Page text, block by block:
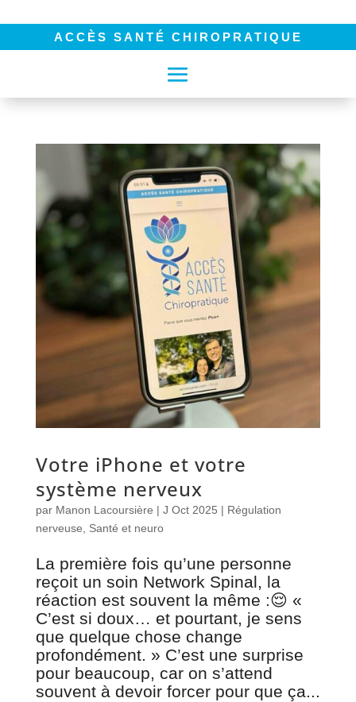
ACCÈS SANTÉ CHIROPRATIQUE
Votre iPhone et votre
système nerveux
par Manon Lacoursière | J Oct 2025 | Régulation
nerveuse, Santé et neuro
La première fois qu’une personne
reçoit un soin Network Spinal, la
réaction est souvent la même :😌 «
C’est si doux… et pourtant, je sens
que quelque chose change
profondément. » C’est une surprise
pour beaucoup, car on s’attend
souvent à devoir forcer pour que ça...